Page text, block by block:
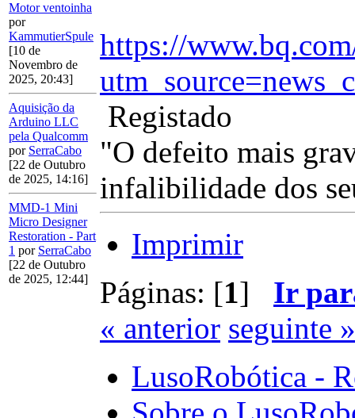
Motor ventoinha
por
KammutierSpule
[10 de
Novembro de
2025, 20:43]
Aquisição da
Arduino LLC
pela Qualcomm
por SerraCabo
[22 de Outubro
de 2025, 14:16]
MMD-1 Mini
Micro Designer
Restoration - Part
1 por SerraCabo
[22 de Outubro
de 2025, 12:44]
https://
Registado
"O defeito mais
infalibilidade dos
Imprimir
Páginas: [1] Ir
« anterior seguinte »
LusoRobótica -